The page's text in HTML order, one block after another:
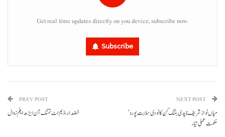
Get real time updates directly on you device, subscribe now.
Subscribe
PREV POST
خضدار، ڈیم اٹ تمنگ آن ایڑھ ایلم زوال
NEXT POST
میاں نوازشریف ناپدی بننگ کن کانودی سلابت پورو‘
حکمت عملی تیار